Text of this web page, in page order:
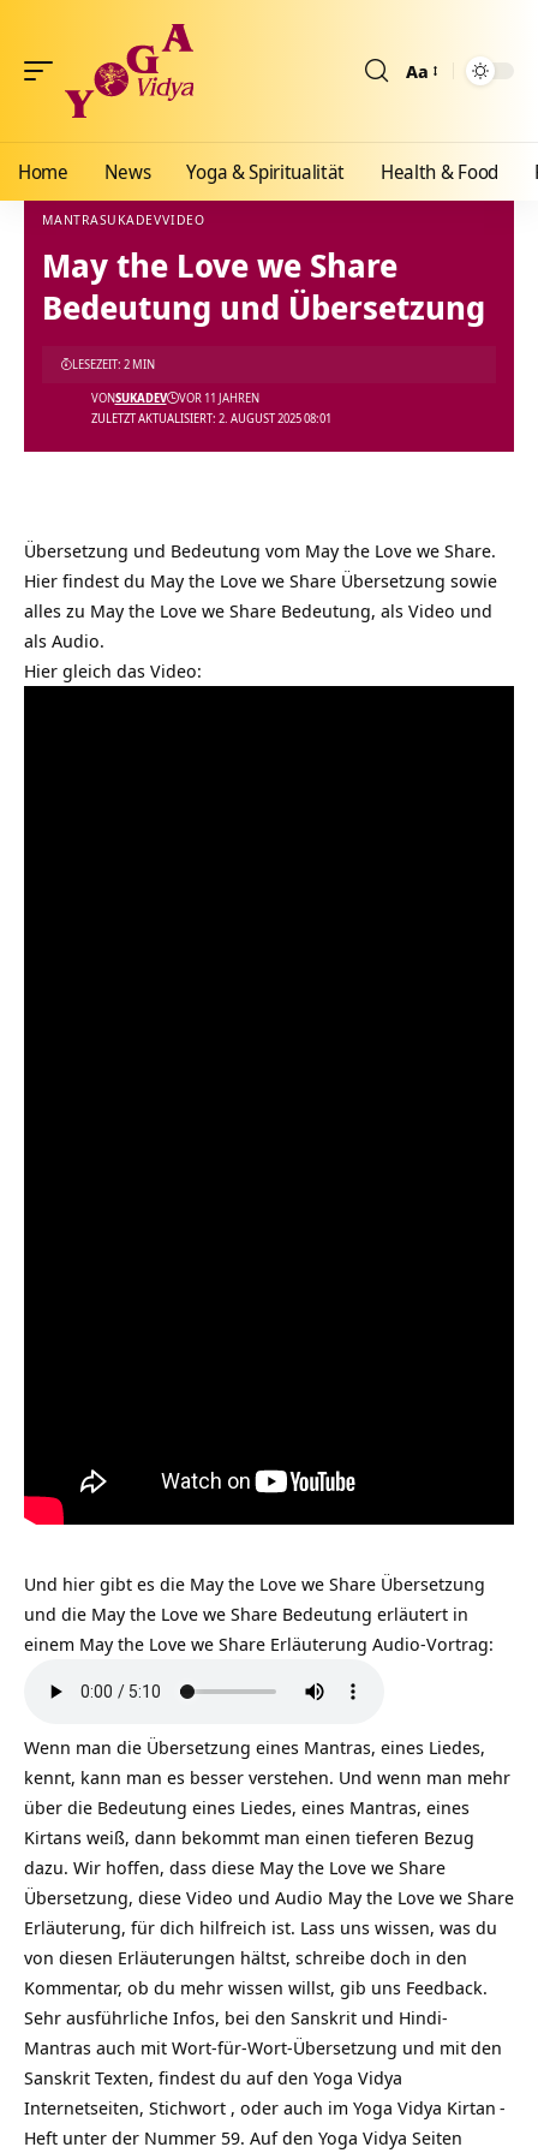
Aa
Home News Yoga & Spiritualität Health & Food
Yoga Vidya Blog - Yoga, Meditation und Ayurveda>Blog >Podcast
MANTRASUKADEVVIDEO
May the Love we Share
Bedeutung und Übersetzung
ZULETZT AKTUALISIERT: 2. AUGUST 2025 08:01
VONSUKADEV VOR 11 JAHREN
LESEZEIT: 2 MIN
Übersetzung und Bedeutung vom May the Love we Share.
Hier findest du May the Love we Share Übersetzung sowie
alles zu May the Love we Share Bedeutung, als Video und
als Audio.
Hier gleich das Video:
Und hier gibt es die May the Love we Share Übersetzung
und die May the Love we Share Bedeutung erläutert in
einem May the Love we Share Erläuterung Audio-Vortrag:
Wenn man die Übersetzung eines Mantras, eines Liedes,
kennt, kann man es besser verstehen. Und wenn man mehr
über die Bedeutung eines Liedes, eines Mantras, eines
Kirtans weiß, dann bekommt man einen tieferen Bezug
dazu. Wir hoffen, dass diese May the Love we Share
Übersetzung, diese Video und Audio May the Love we Share
Erläuterung, für dich hilfreich ist. Lass uns wissen, was du
von diesen Erläuterungen hältst, schreibe doch in den
Kommentar, ob du mehr wissen willst, gib uns Feedback.
Sehr ausführliche Infos, bei den Sanskrit und Hindi-
Mantras auch mit Wort-für-Wort-Übersetzung und mit den
Sanskrit Texten, findest du auf den Yoga Vidya
Internetseiten, Stichwort , oder auch im Yoga Vidya Kirtan -
Heft unter der Nummer 59. Auf den Yoga Vidya Seiten